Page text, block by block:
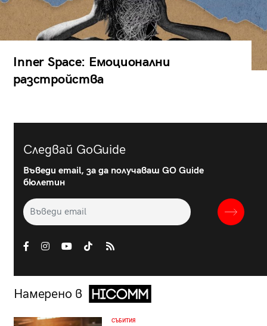
Inner Space: Емоционални
разстройства
Следвай GoGuide
Въведи email, за да получаваш GO Guide
бюлетин
Намерено в
СЪБИТИЯ